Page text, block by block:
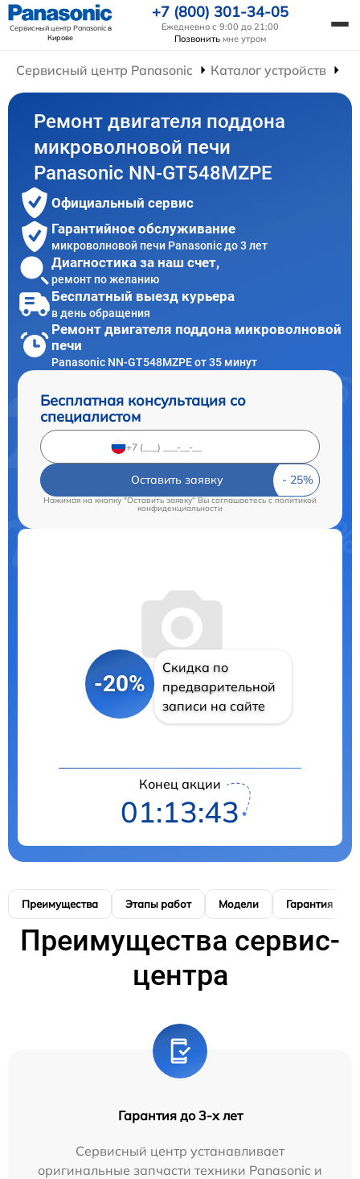
Сервисный центр Panasonicв
Кирове
+7 (800) 301-34-05
Ежедневно с 9:00 до 21:00
Позвонить мне утром
Сервисный центр Panasonic Каталог устройств
Ремонт двигателя поддона
микроволновой печи
Panasonic NN-GT548MZPE
Официальный сервис
Гарантийное обслуживание
микроволновой печи Panasonic до 3 лет
Диагностика за наш счет,
ремонт по желанию
Бесплатный выезд курьера
в день обращения
Ремонт двигателя поддона микроволновой
печи
Panasonic NN-GT548MZPE от 35 минут
Бесплатная консультация со
специалистом
Оставить заявку
Нажимая на кнопку "Оставить заявку" Вы соглашаетесь cполитикой
конфиденциальности
-20%
Скидка по
предварительной
записи на сайте
Конец акции
01:13:42
Преимущества Этапы работ Модели Гарантия
Преимущества сервис-
центра
Гарантия до 3-х лет
Сервисный центр устанавливает
оригинальные запчасти техники Panasonic и